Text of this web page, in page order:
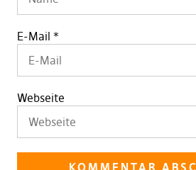
E-Mail *
Webseite